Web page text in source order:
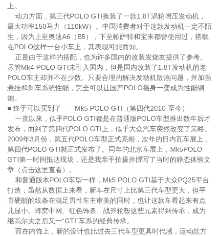
上。
动力方面，第三代POLO GTI换装了一款1.8T涡轮增压发动机，
最大功率150马力（110kW）。中国消费者对于这款发动机一定不陌
生，因为上至奥迪A6（B5），下至帕萨特和宝来都曾使用过，搭载
在POLO这样一台小车上，其表现可想而知。
正是由于这样的搭配，也为许多国内的改装发烧友提供了参考。
尽管Mk4 POLO GTI未引入国内，但是国内改装了1.8T发动机的老
POLO车主却并不在少数。只要合理的解决发动机散热问题，并加强
悬挂和刹车系统性能，完全可以让国产POLO摇身一变成为性能钢
炮。
■ 终于可以买到了——Mk5 POLO GTI（第四代2010-至今）
一直以来，似乎POLO GTI都是在普通版POLO车型推出数年后才
发布，而到了第四代POLO GTI上，似乎大众汽车突然改变了策略。
2009年3月份，第五代POLO车型正式亮相，次年的日内瓦车展上，
第四代POLO GTI就正式发布了。同年的北京车展上，Mk5POLO
GTI第一时间抵达现场，还是我亲手拍摄并撰写了当时的静态体验文
章（点击这里查看）。
和普通版本POLO车型一样，Mk5 POLO GTI基于大众PQ25平台
打造，虽然从数据上来看，新车在尺寸上比第三代车型更大，但平
直硬朗的线条在满足男性车主审美的同时，也让这款车看起来有点
儿显小。蜂窝中网、红色饰条、战斧轮毂这些元素得到传承，成为
继高尔夫之后又一“GTI”车系的经典传承。
而在内饰上，新的设计也比过去三代车型更具时代感，运动款方